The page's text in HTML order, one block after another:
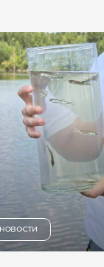
НОВОСТИ